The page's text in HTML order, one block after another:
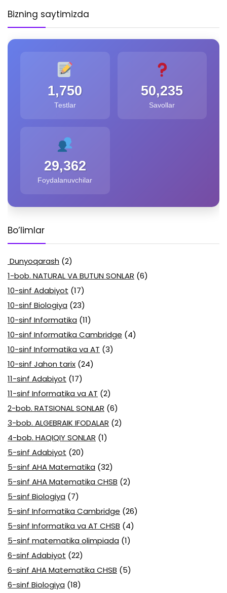
Bizning saytimizda
1,750
Testlar
50,235
Savollar
29,362
Foydalanuvchilar
Bo’limlar
Dunyoqarash (2)
1-bob. NATURAL VA BUTUN SONLAR (6)
10-sinf Adabiyot (17)
10-sinf Biologiya (23)
10-sinf Informatika (11)
10-sinf Informatika Cambridge (4)
10-sinf Informatika va AT (3)
10-sinf Jahon tarix (24)
11-sinf Adabiyot (17)
11-sinf Informatika va AT (2)
2-bob. RATSIONAL SONLAR (6)
3-bob. ALGEBRAIK IFODALAR (2)
4-bob. HAQIQIY SONLAR (1)
5-sinf Adabiyot (20)
5-sinf AHA Matematika (32)
5-sinf AHA Matematika CHSB (2)
5-sinf Biologiya (7)
5-sinf Informatika Cambridge (26)
5-sinf Informatika va AT CHSB (4)
5-sinf matematika olimpiada (1)
6-sinf Adabiyot (22)
6-sinf AHA Matematika CHSB (5)
6-sinf Biologiya (18)